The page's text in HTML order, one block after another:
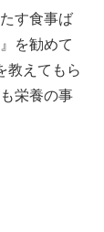
す食事ば
を勧めて
教えてもら
栄養の事